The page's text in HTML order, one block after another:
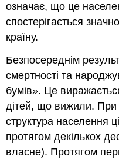
означає, що це
спостерігається
країну.
Безпосереднім
смертності та
бумів». Це
дітей, що вижили. При
структура населення
протягом декількох
власне). Протягом